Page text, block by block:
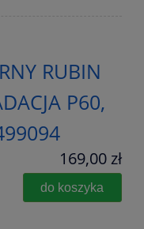
RUBIN
P60,
169,00 zł
do koszyka